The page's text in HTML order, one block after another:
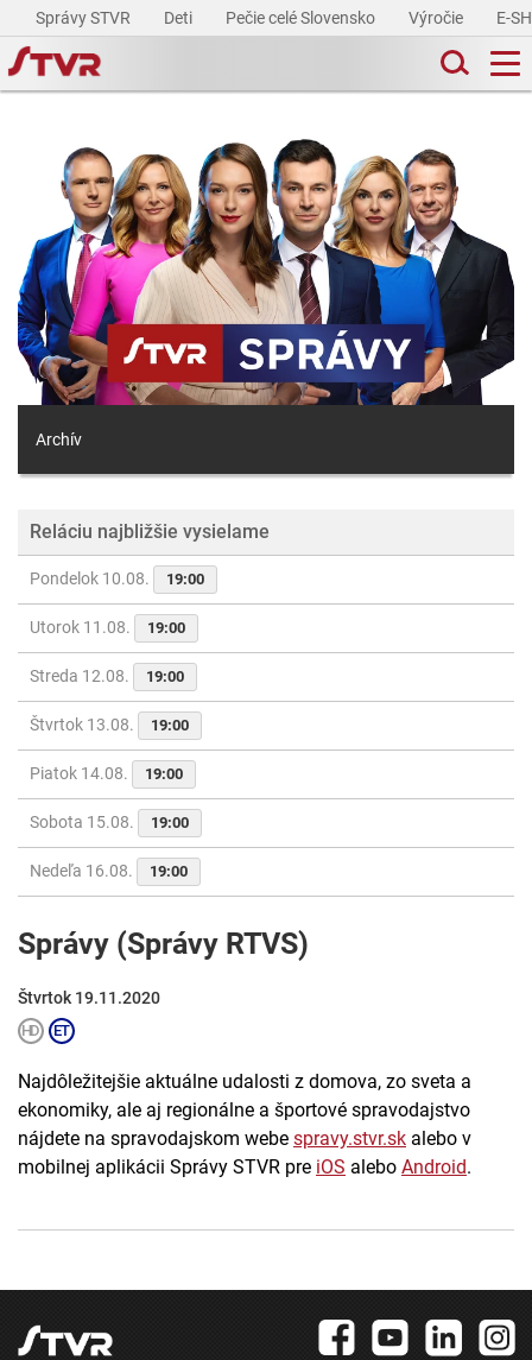
Správy STVR Deti Pečie celé Slovensko Výročie E-
Archív
Reláciu najbližšie vysielame
Pondelok 10.08. 19:00
Utorok 11.08. 19:00
Streda 12.08. 19:00
Štvrtok 13.08. 19:00
Piatok 14.08. 19:00
Sobota 15.08. 19:00
Nedeľa 16.08. 19:00
Správy (Správy RTVS)
Štvrtok 19.11.2020
Najdôležitejšie aktuálne udalosti z domova, zo sveta a
ekonomiky, ale aj regionálne a športové spravodajstvo
nájdete na spravodajskom webe spravy.stvr.sk alebo v
mobilnej aplikácii Správy STVR pre iOS alebo Android.